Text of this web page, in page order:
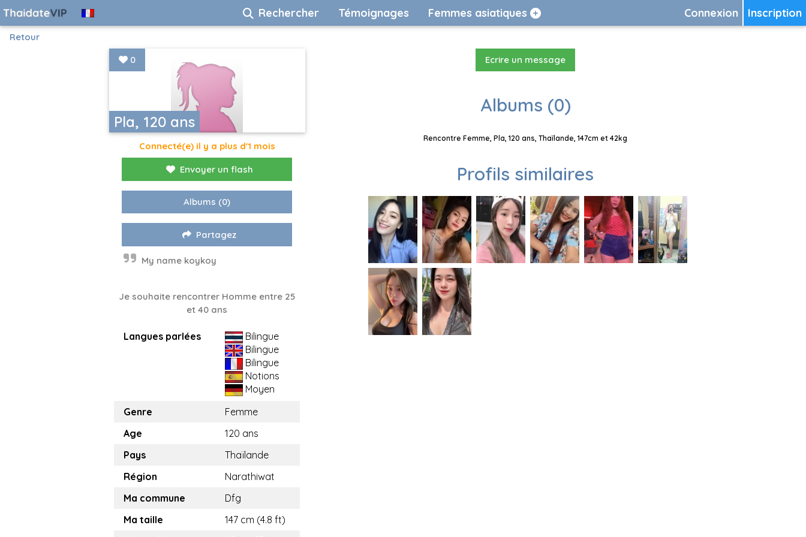
Inscription
Connexion
Rechercher Témoignages Femmes asiatiques
Retour
Pla, 120 ans
0
Connecté(e) il y a plus d'1 mois
Envoyer un flash
Albums (0)
Partagez
My name koykoy
Je souhaite rencontrer Homme entre 25
et 40 ans
Langues parlées
Bilingue
Bilingue
Bilingue
Notions
Moyen
Genre
Femme
Age
120 ans
Pays
Thaïlande
Région
Narathiwat
Ma commune
Dfg
Ma taille
147 cm (4.8 ft)
Ecrire un message
Albums (0)
Rencontre Femme, Pla, 120 ans, Thaïlande, 147cm et 42kg
Profils similaires